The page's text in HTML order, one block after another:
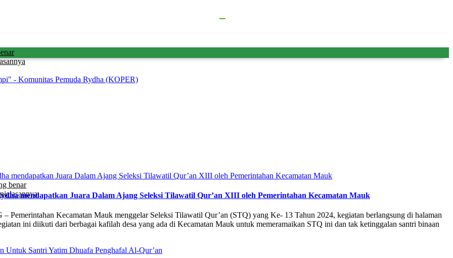
benar
- Komunitas Pemuda Rydha (KOPER)
mendapatkan Juara Dalam Ajang Seleksi Tilawatil Qur’an XIII oleh Pemerintahan Kecamatan Mauk
Pemerintahan Kecamatan Mauk menggelar Seleksi Tilawatil Qur’an (STQ) yang Ke- 13 Tahun 2024, kegiatan berlangsung di halaman
ini diikuti dari berbagai kafilah desa yang ada di Kecamatan Mauk untuk memeramaikan STQ ini dan tak ketinggalan santri binaan